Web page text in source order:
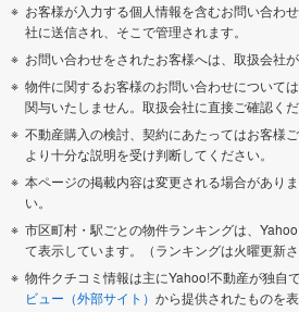
お客様が入力する個人情報を含むお問い合わ
社に送信され、そこで管理されます。
お問い合わせをされたお客様へは、取扱会社が
物件に関するお客様のお問い合わせについて
関与いたしません。取扱会社に直接ご確認くだ
不動産購入の検討、契約にあたってはお客様
より十分な説明を受け判断してください。
本ページの掲載内容は変更される場合があり
い。
市区町村・駅ごとの物件ランキングは、
て表示しています。（ランキングは火曜更新さ
物件クチコミ情報は主にYahoo!不動産が独自
ビュー（外部サイト） から提供されたものを表